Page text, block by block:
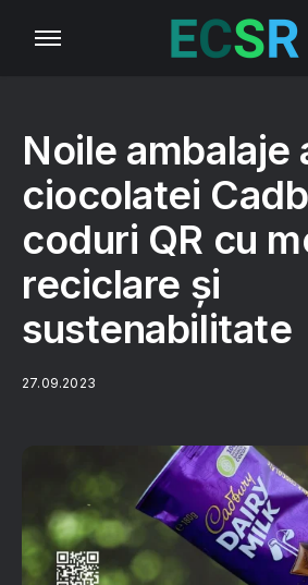
Noile ambalaje
ciocolatei
coduri QR cu
reciclare și
sustenabilitate
27.09.2023